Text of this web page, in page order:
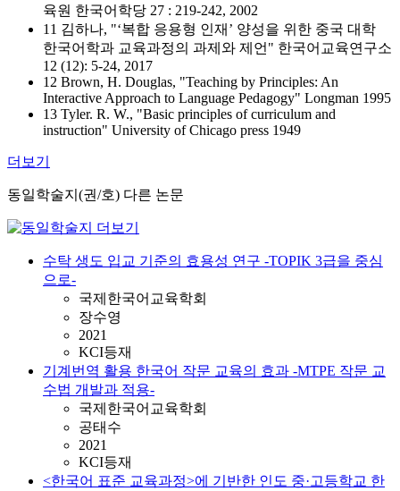
육원 한국어학당 27 : 219-242, 2002
11 김하나, "‘복합 응용형 인재’ 양성을 위한 중국 대학
한국어학과 교육과정의 과제와 제언" 한국어교육연구소
12 (12): 5-24, 2017
12 Brown, H. Douglas, "Teaching by Principles: An
Interactive Approach to Language Pedagogy" Longman 1995
13 Tyler. R. W., "Basic principles of curriculum and
instruction" University of Chicago press 1949
더보기
동일학술지(권/호) 다른 논문
수탁 생도 입교 기준의 효용성 연구 -TOPIK 3급을 중심
으로-
국제한국어교육학회
장수영
2021
KCI등재
기계번역 활용 한국어 작문 교육의 효과 -MTPE 작문 교
수법 개발과 적용-
국제한국어교육학회
공태수
2021
KCI등재
<한국어 표준 교육과정>에 기반한 인도 중·고등학교 한